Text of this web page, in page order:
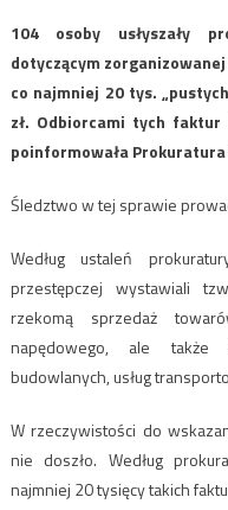
104 osoby usłyszały
dotyczącym
co najmniej 20 tys.
zł. Odbiorcami tych
poinformowała
Śledztwo w tej sprawie
Według ustaleń
przestępczej wystawiali
rzekomą sprzedaż
napędowego, ale także
budowlanych, usług
W rzeczywistości do
nie doszło. Według
najmniej 20 tysięcy takich